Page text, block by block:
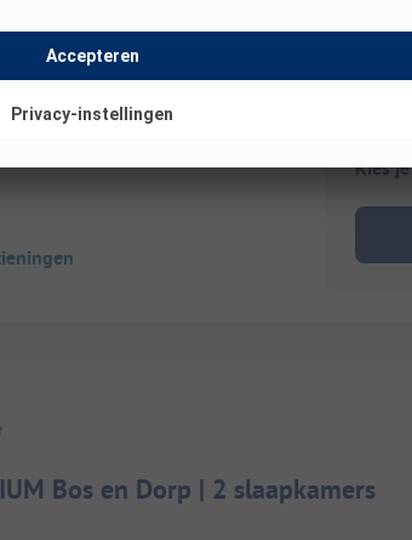
1 Badkamers
Kies
Bos en Dorp | 2 slaapkamers